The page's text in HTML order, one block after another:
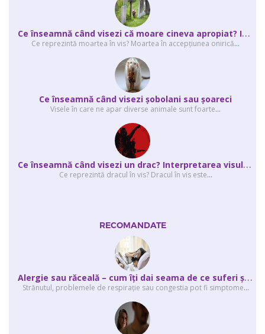
C
e înseamnă când visezi că moare cineva apropiat? Interpretarea visului în ...
Ce reprezintă moartea în vis? Moartea în accepţiunea onirică...
Ce înseamnă când visezi şobolani sau şoareci
Visele în care ne apar diverse animale sunt foarte...
C
e înseamnă când visezi un drac? Interpretarea visului în care apar unul sau...
Ce reprezintă dracul în vis? Dracul în vis este...
RECOMANDATE
A
lergie sau răceală – cum îţi dai seama de ce suferi și de ce conteaz...
Strănutul, problemele de respirație sau congestia pot fi simptome...